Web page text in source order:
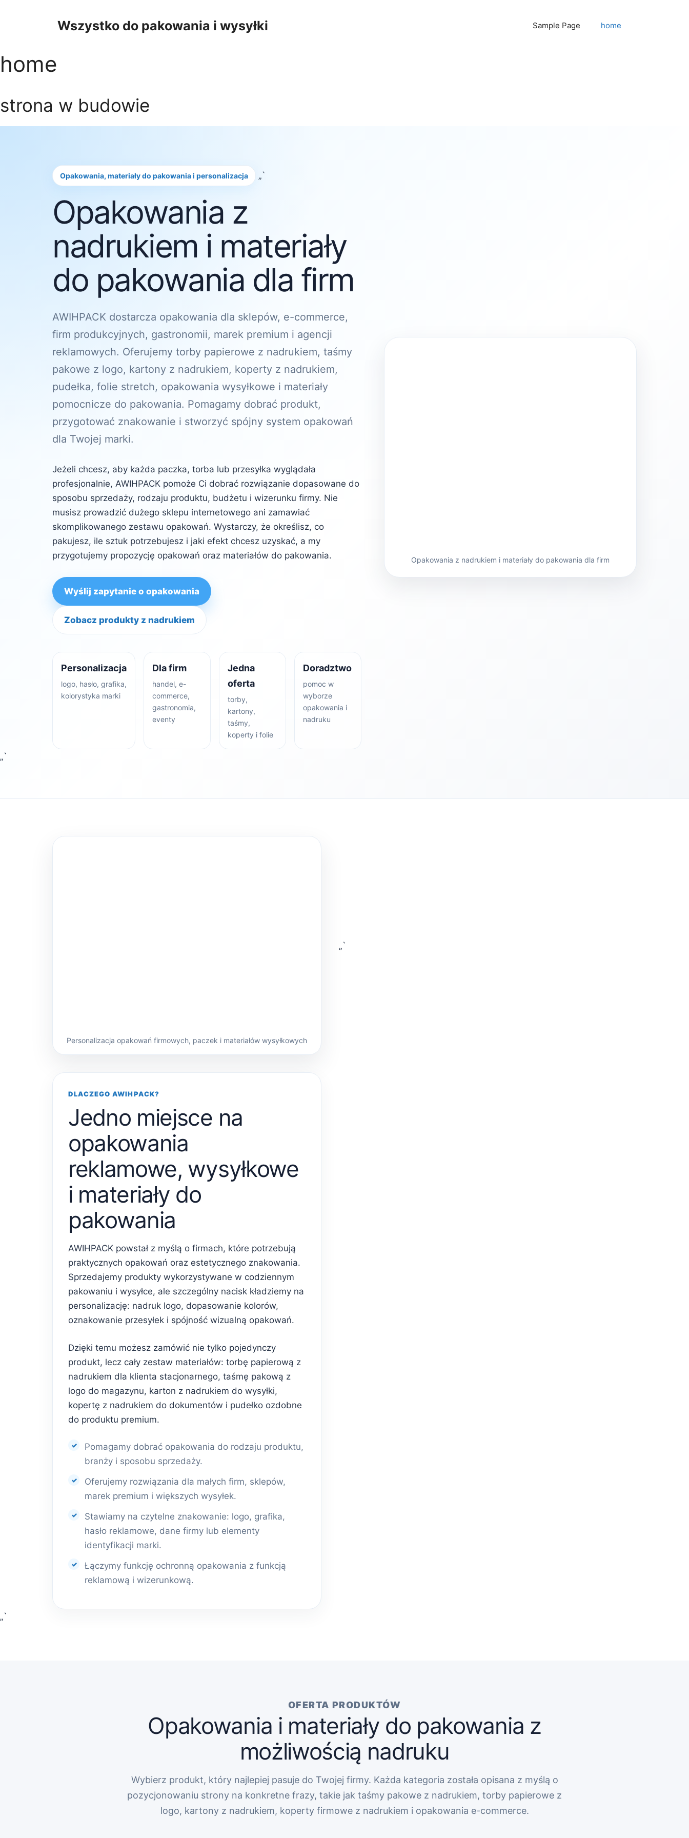
Wszystko do pakowania i wysyłki Sample Page home
home
strona w budowie
Opakowania, materiały do pakowania i personalizacja „`
Opakowania z
nadrukiem i materiały
do pakowania dla firm
AWIHPACK dostarcza opakowania dla sklepów, e-commerce,
firm produkcyjnych, gastronomii, marek premium i agencji
reklamowych. Oferujemy torby papierowe z nadrukiem, taśmy
pakowe z logo, kartony z nadrukiem, koperty z nadrukiem,
pudełka, folie stretch, opakowania wysyłkowe i materiały
pomocnicze do pakowania. Pomagamy dobrać produkt,
przygotować znakowanie i stworzyć spójny system opakowań
dla Twojej marki.
Jeżeli chcesz, aby każda paczka, torba lub przesyłka wyglądała
profesjonalnie, AWIHPACK pomoże Ci dobrać rozwiązanie dopasowane do
sposobu sprzedaży, rodzaju produktu, budżetu i wizerunku firmy. Nie
musisz prowadzić dużego sklepu internetowego ani zamawiać
skomplikowanego zestawu opakowań. Wystarczy, że określisz, co
pakujesz, ile sztuk potrzebujesz i jaki efekt chcesz uzyskać, a my
przygotujemy propozycję opakowań oraz materiałów do pakowania.
Wyślij zapytanie o opakowania
Zobacz produkty z nadrukiem
Personalizacja
logo, hasło, grafika,
kolorystyka marki
Dla firm
handel, e-
commerce,
gastronomia,
eventy
Jedna
oferta
torby,
kartony,
taśmy,
koperty i folie
Doradztwo
pomoc w
wyborze
opakowania i
nadruku
Opakowania z nadrukiem i materiały do pakowania dla firm
„`
Personalizacja opakowań firmowych, paczek i materiałów wysyłkowych
„`
DLACZEGO AWIHPACK?
Jedno miejsce na
opakowania
reklamowe, wysyłkowe
i materiały do
pakowania
AWIHPACK powstał z myślą o firmach, które potrzebują
praktycznych opakowań oraz estetycznego znakowania.
Sprzedajemy produkty wykorzystywane w codziennym
pakowaniu i wysyłce, ale szczególny nacisk kładziemy na
personalizację: nadruk logo, dopasowanie kolorów,
oznakowanie przesyłek i spójność wizualną opakowań.
Dzięki temu możesz zamówić nie tylko pojedynczy
produkt, lecz cały zestaw materiałów: torbę papierową z
nadrukiem dla klienta stacjonarnego, taśmę pakową z
logo do magazynu, karton z nadrukiem do wysyłki,
kopertę z nadrukiem do dokumentów i pudełko ozdobne
do produktu premium.
Pomagamy dobrać opakowania do rodzaju produktu,
branży i sposobu sprzedaży.
Oferujemy rozwiązania dla małych firm, sklepów,
marek premium i większych wysyłek.
Stawiamy na czytelne znakowanie: logo, grafika,
hasło reklamowe, dane firmy lub elementy
identyfikacji marki.
Łączymy funkcję ochronną opakowania z funkcją
reklamową i wizerunkową.
„`
OFERTA PRODUKTÓW
Opakowania i materiały do pakowania z
możliwością nadruku
Wybierz produkt, który najlepiej pasuje do Twojej firmy. Każda kategoria została opisana z myślą o
pozycjonowaniu strony na konkretne frazy, takie jak taśmy pakowe z nadrukiem, torby papierowe z
logo, kartony z nadrukiem, koperty firmowe z nadrukiem i opakowania e-commerce.